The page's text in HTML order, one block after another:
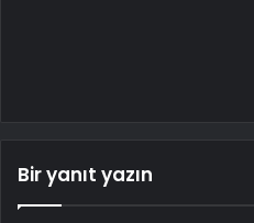
Bir yanıt yazın